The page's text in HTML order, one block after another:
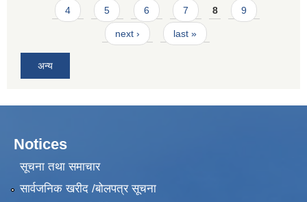
4 5 6 7 8 9
next › last »
अन्य
Notices
सूचना तथा समाचार
सार्वजनिक खरीद /बोलपत्र सूचना